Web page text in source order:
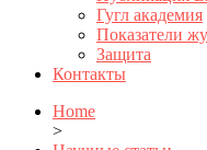
Гугл академия
Показатели
Защита
Контакты
Home
>